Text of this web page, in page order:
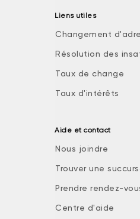
Liens utiles
Changement
Résolution des
Taux de change
Taux d'intérêts
Aide et contact
Nous joindre
Trouver une
Prendre rendez-
Centre d'aide